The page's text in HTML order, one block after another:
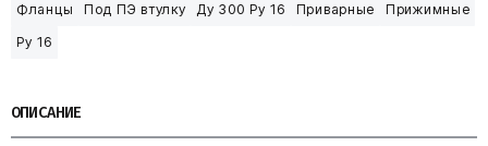
Фланцы Под ПЭ втулку Ду 300 Ру 16 Приварные
Прижимные
Ру 16
ОПИСАНИЕ